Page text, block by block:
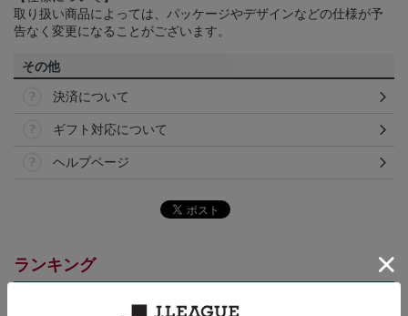
取り扱い商品によっては、パッケージやデザインなどの仕様が予
告なく変更になることがございます。
その他
決済について
ギフト対応について
ヘルプページ
ランキング